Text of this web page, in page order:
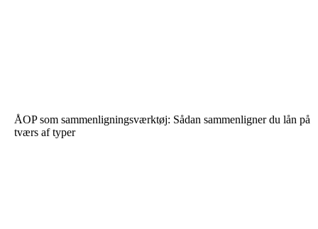
ÅOP som sammenligningsværktøj: Sådan sammenligner du lån på
tværs af typer